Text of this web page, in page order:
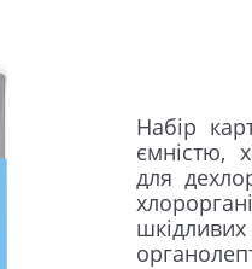
Набір
ємністю,
для